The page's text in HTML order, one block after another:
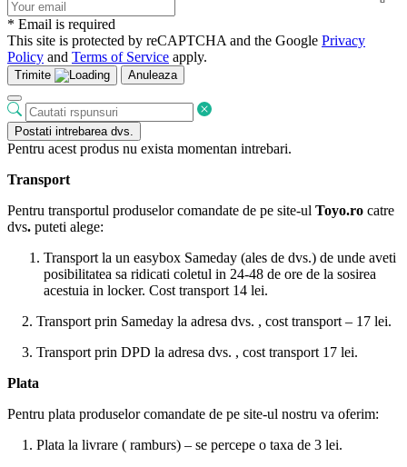
* Email is required
This site is protected by reCAPTCHA and the Google Privacy
Policy and Terms of Service apply.
Trimite Anuleaza
Postati intrebarea dvs.
Pentru acest produs nu exista momentan intrebari.
Transport
Pentru transportul produselor comandate de pe site-ul Toyo.ro catre
dvs. puteti alege:
Transport la un easybox Sameday (ales de dvs.) de unde aveti
posibilitatea sa ridicati coletul in 24-48 de ore de la sosirea
acestuia in locker. Cost transport 14 lei.
2. Transport prin Sameday la adresa dvs. , cost transport – 17 lei.
3. Transport prin DPD la adresa dvs. , cost transport 17 lei.
Plata
Pentru plata produselor comandate de pe site-ul nostru va oferim:
1. Plata la livrare ( ramburs) – se percepe o taxa de 3 lei.